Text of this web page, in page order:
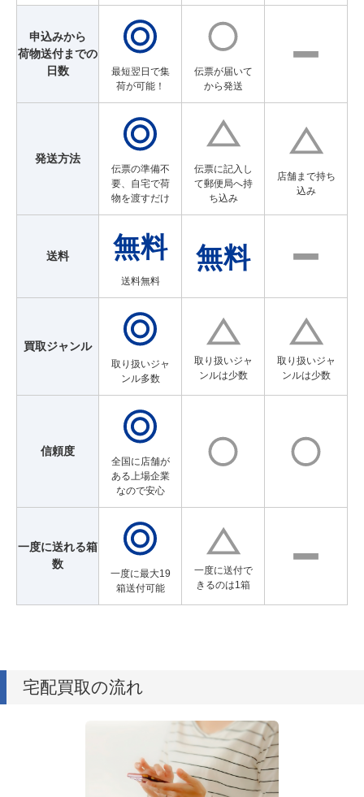
申込みから
荷物送付までの
日数
最短翌日で集
荷が可能！
伝票が届いて
から発送
発送方法
伝票の準備不
要、自宅で荷
物を渡すだけ
伝票に記入し
て郵便局へ持
ち込み
店舗まで持ち
込み
送料
送料無料
買取ジャンル
取り扱いジャ
ンル多数
取り扱いジャ
ンルは少数
取り扱いジャ
ンルは少数
信頼度
全国に店舗が
ある上場企業
なので安心
一度に送れる箱
数
一度に最大19
箱送付可能
一度に送付で
きるのは1箱
宅配買取の流れ